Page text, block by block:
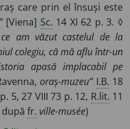
care prin el însuși este
[Viena] Sc. 14 XI 62 p. 3. ◊
am văzut castelul de la
colegiu, că mă aflu într-un
apasă implacabil pe
oraș-muzeu” I.B. 18
5, 27 VIII 73 p. 12, R.lit. 11
după fr. ville-musée)